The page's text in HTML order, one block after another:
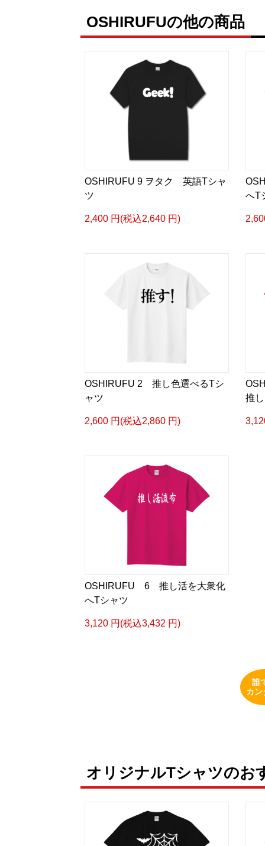
OSHIRUFUの他の商品
OSHIRUFU 9 ヲタク 英語Tシャ
ツ
2,400 円(税込2,640 円)
へT
OSHIRUFU 2 推し色選べるTシ
ャツ
2,600 円(税込2,860 円)
推
OSHIRUFU 6 推し活を大衆化
へTシャツ
3,120 円(税込3,432 円)
誰
カン
オリジナルTシャツのお